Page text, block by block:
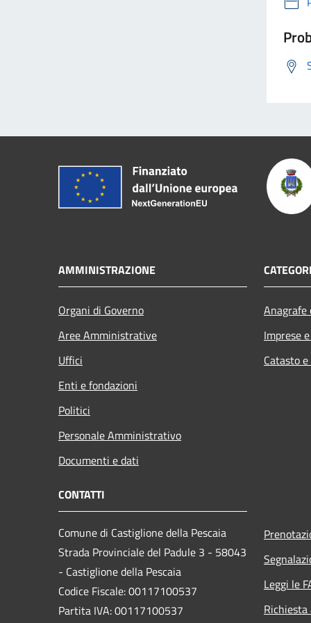
AMMINISTRAZIONE
Organi di Governo
Aree Amministrative
Uffici
Enti e fondazioni
Politici
Personale Amministrativo
Documenti e dati
Imprese
Catasto
CONTATTI
Comune di Castiglione della Pescaia
Strada Provinciale del Padule 3 - 58043
- Castiglione della Pescaia
Codice Fiscale: 00117100537
Partita IVA: 00117100537
Leggi le